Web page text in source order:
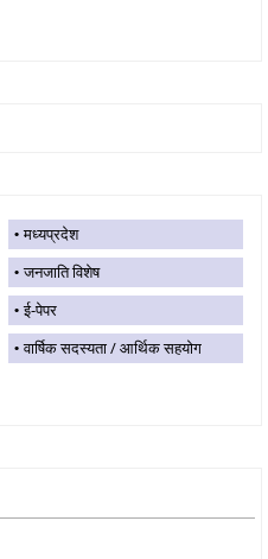
मध्यप्रदेश
जनजाति विशेष
ई-पेपर
वार्षिक सदस्यता / आर्थिक सहयोग